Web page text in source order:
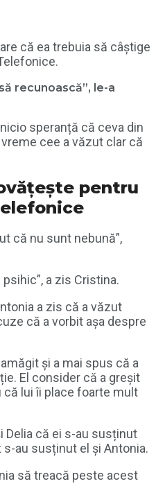
că ea trebuia să câștige
recunoască”, le-a
speranță că ceva din
cee a văzut clar că
pentru
că nu sunt nebună”,
a zis Cristina.
a zis că a văzut
că a vorbit așa despre
și a mai spus că a
El consider că a greșit
lui îi place foarte mult
Delia că ei s-au susținut
au susținut el și Antonia.
să treacă peste acest